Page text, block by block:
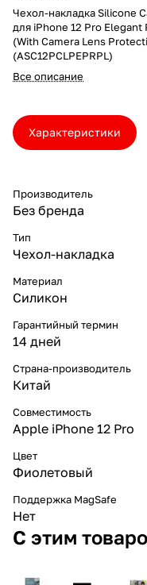
Чехол-накладка Silicone
для iPhone 12 Pro Elegant
(With Camera Lens
(ASC12PCLPEPRPL)
Все описание
Характеристики
Производитель
Без бренда
Тип
Чехол-накладка
Материал
Силикон
Гарантийный термин
14 дней
Страна-производитель
Китай
Совместимость
Apple iPhone 12 Pro
Цвет
Фиолетовый
Поддержка MagSafe
Нет
С этим